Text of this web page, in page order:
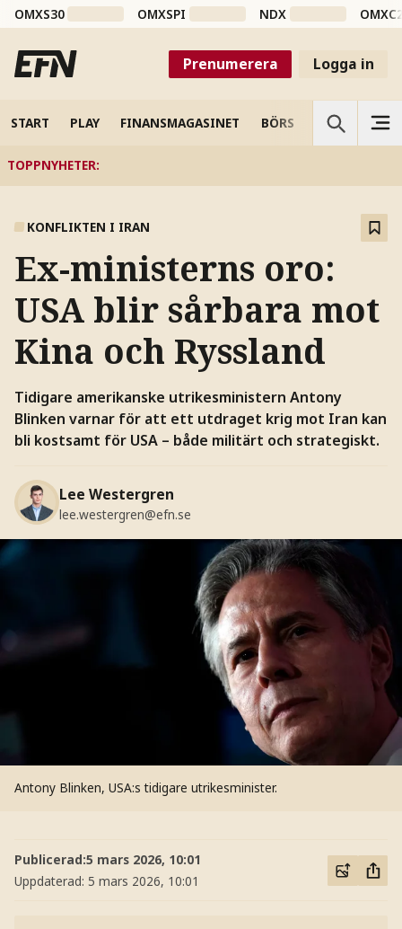
OMXS30 OMXSPI NDX
Prenumerera Logga in
START PLAY FINANSMAGASINET BÖRS VETENSKAP
TOPPNYHETER:
KONFLIKTEN I IRAN
Ex-ministerns oro:
USA blir sårbara mot
Kina och Ryssland
Tidigare amerikanske utrikesministern Antony
Blinken varnar för att ett utdraget krig mot Iran kan
bli kostsamt för USA – både militärt och strategiskt.
Lee Westergren
lee.westergren@efn.se
Antony Blinken, USA:s tidigare utrikesminister.
Publicerad:5 mars 2026, 10:01
Uppdaterad: 5 mars 2026, 10:01